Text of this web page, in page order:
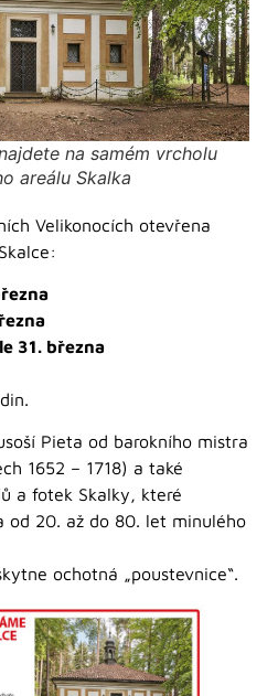
na samém vrcholu
areálu Skalka
Velikonocích otevřena
31. března
Pieta od barokního mistra
1652 – 1718) a také
a fotek Skalky, které
od 20. až do 80. let minulého
ochotná „poustevnice“.